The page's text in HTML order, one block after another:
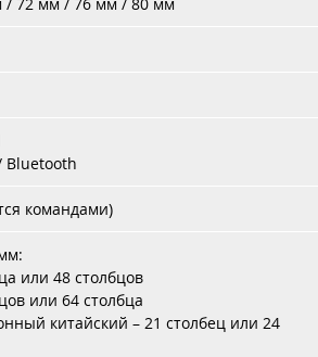
Bluetooth
командами)
или 48 столбцов
или 64 столбца
китайский – 21 столбец или 24